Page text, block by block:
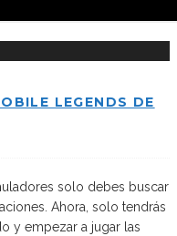
LEGENDS DE
solo debes buscar
Ahora, solo tendrás
y empezar a jugar las